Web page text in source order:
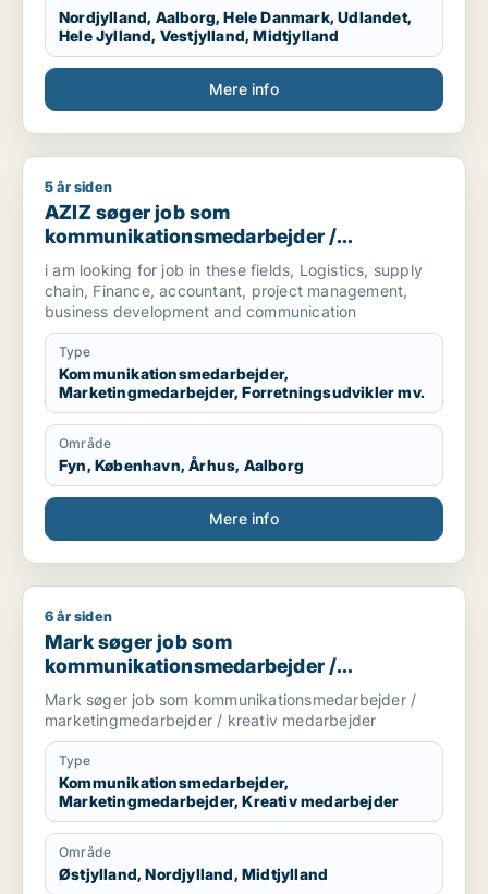
Nordjylland, Aalborg, Hele Danmark, Udlandet,
Hele Jylland, Vestjylland, Midtjylland
Mere info
AZIZ søger job som kommunikationsmedarbejder /
5 år siden
AZIZ søger job som
kommunikationsmedarbejder /
marketingmedarbejder /
forretningsudvikler /
regnskabsmedarbejder / revisor
i am looking for job in these fields, Logistics, supply
chain, Finance, accountant, project management,
business development and communication
Type
Kommunikationsmedarbejder,
Marketingmedarbejder, Forretningsudvikler mv.
Område
Fyn, København, Århus, Aalborg
Mere info
Mark søger job som kommunikationsmedarbejder /
6 år siden
Mark søger job som
kommunikationsmedarbejder /
marketingmedarbejder / kreativ
medarbejder
Mark søger job som kommunikationsmedarbejder /
marketingmedarbejder / kreativ medarbejder
Type
Kommunikationsmedarbejder,
Marketingmedarbejder, Kreativ medarbejder
Område
Østjylland, Nordjylland, Midtjylland